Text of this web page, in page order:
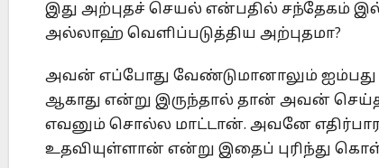
இது அற்புதச் செயல் என்பதில் சந்தேகம்
அல்லாஹ் வெளிப்படுத்திய அற்புதமா?
அவன் எப்போது வேண்டுமானாலும் ஐம்பது
ஆகாது என்று இருந்தால் தான் அவன்
எவனும் சொல்ல மாட்டான். அவனே
உதவியுள்ளான் என்று இதைப் புரிந்து